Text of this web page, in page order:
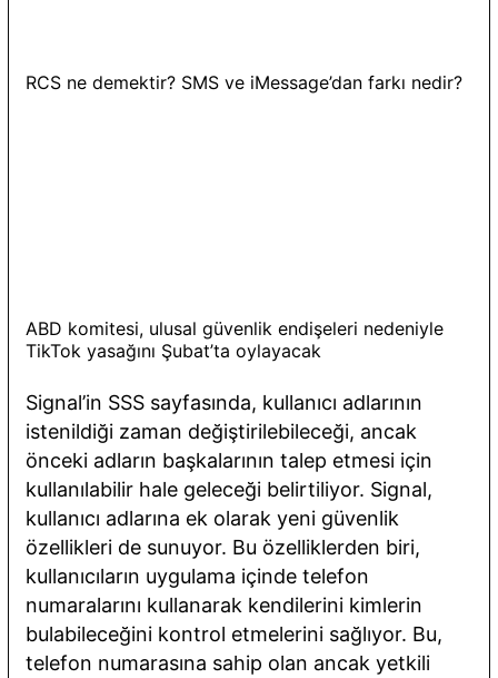
RCS ne demektir? SMS ve iMessage’dan farkı nedir?
ABD komitesi, ulusal güvenlik endişeleri nedeniyle
TikTok yasağını Şubat’ta oylayacak
Signal’in SSS sayfasında, kullanıcı adlarının
istenildiği zaman değiştirilebileceği, ancak
önceki adların başkalarının talep etmesi için
kullanılabilir hale geleceği belirtiliyor. Signal,
kullanıcı adlarına ek olarak yeni güvenlik
özellikleri de sunuyor. Bu özelliklerden biri,
kullanıcıların uygulama içinde telefon
numaralarını kullanarak kendilerini kimlerin
bulabileceğini kontrol etmelerini sağlıyor. Bu,
telefon numarasına sahip olan ancak yetkili